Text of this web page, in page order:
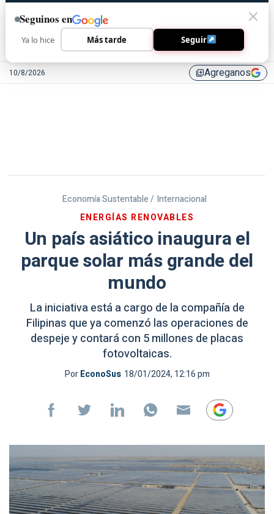
10/8/2026 library_addAgreganos
Economía Sustentable / Internacional
ENERGÍAS RENOVABLES
Un país asiático inaugura el
parque solar más grande del
mundo
La iniciativa está a cargo de la compañía de
Filipinas que ya comenzó las operaciones de
despeje y contará con 5 millones de placas
fotovoltaicas.
PorEconoSus 18/01/2024, 12:16 pm
Seguinos en
Ya lo hice Más tarde Seguir